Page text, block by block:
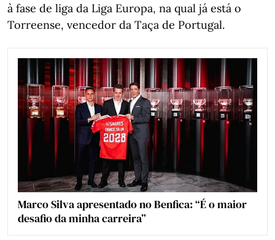
à fase de liga da Liga Europa, na qual já está o
Torreense, vencedor da Taça de Portugal.
Marco Silva apresentado no Benfica: “É o maior
desafio da minha carreira”